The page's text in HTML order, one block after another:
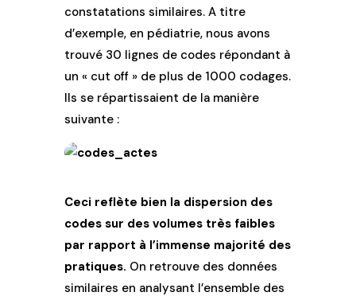
constatations similaires. A titre
d’exemple, en pédiatrie, nous avons
trouvé 30 lignes de codes répondant à
un « cut off » de plus de 1000 codages.
Ils se répartissaient de la manière
suivante :
Ceci reflète bien la dispersion des
codes sur des volumes très faibles
par rapport à l’immense majorité des
pratiques. On retrouve des données
similaires en analysant l’ensemble des